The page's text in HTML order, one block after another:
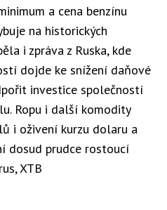
a cena benzínu
na historických
i zpráva z Ruska, kde
dojde ke snížení daňové
investice společností
Ropu i další komodity
i oživení kurzu dolaru a
dosud prudce rostoucí
XTB